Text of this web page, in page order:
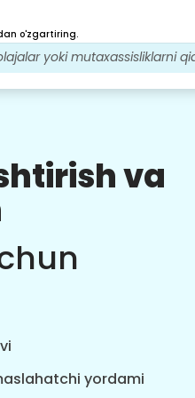
o'zgartiring.
va
yordami